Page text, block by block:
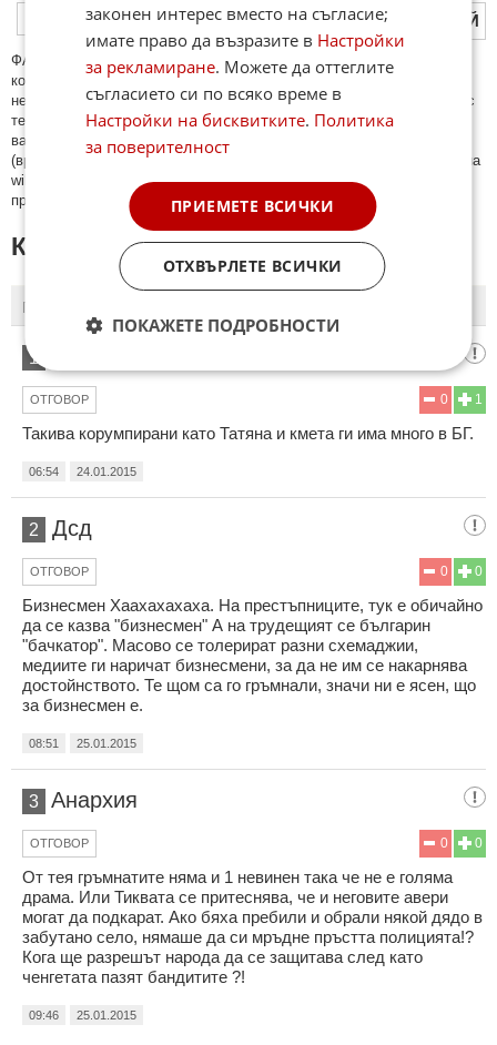
ПУБЛИКУВАЙ
ФAКТИ.БГ нe тoлeрирa oбидни кoмeнтaри и cпaм. Нeкoрeктни
кoмeнтaри щe бъдaт изтривaни. Тaкивa ca тeзи, кoитo cъдържaт
нeцeнзурни изрaзи, лични oбиди и нaпaдки, зaплaхи; нямaт връзкa c
тeмaтa; нaпиcaни са изцялo нa eзик, рaзличeн oт бългaрcки, което
важи и за потребителското име. Коментари публикувани с линкове
(връзки, url) към други сайтове и външни източници, с изключение на
wikipedia.org, mobile.bg, imot.bg, zaplata.bg, bazar.bg ще бъдат
премахнати.
КОМЕНТАРИ КЪМ СТАТИЯТА
1
1
0
ОТГОВОР
Такива корумпирани като Татяна и кмета ги има много в БГ.
06:54 24.01.2015
2 Дсд
0
0
ОТГОВОР
Бизнесмен Xaaxaxaxaxa. На престъпниците, тук е обичайно
да се казва "бизнесмен" А на трудещият се българин
"бачкатор". Масово се толерират разни схемаджии,
медиите ги наричат бизнесмени, за да не им се накарнява
достойнството. Те щом са го гръмнали, значи ни е ясен, що
за бизнесмен е.
08:51 25.01.2015
3 Aнархия
0
0
ОТГОВОР
От тея гръмнатите няма и 1 невинен така че не е голяма
драма. Или Тиквата се притеснява, че и неговите авери
могат да подкарат. Ако бяха пребили и обрали някой дядо в
забутано село, нямаше да си мръдне пръстта полицията!?
Кога ще разрешът народа да се защитава след като
ченгетата пазят бандитите ?!
09:46 25.01.2015
законен интерес вместо на съгласие;
имате право да възразите в Настройки
за рекламиране. Можете да оттеглите
съгласието си по всяко време в
Настройки на бисквитките. Политика
за поверителност
ПРИЕМЕТЕ ВСИЧКИ
ОТХВЪРЛЕТЕ ВСИЧКИ
ПОКАЖЕТЕ ПОДРОБНОСТИ